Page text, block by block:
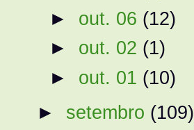
► out. 06 (12)
► out. 02 (1)
► out. 01 (10)
► setembro (109)